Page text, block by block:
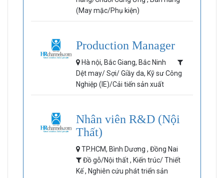
(May mặc/Phụ kiện)
Production Manager
Hà nội, Bắc Giang, Bắc Ninh
Dệt may/ Sợi/ Giầy da, Kỹ sư Công
Nghiệp (IE)/Cải tiến sản xuất
Nhân viên R&D (Nội
Thất)
TP.HCM, Bình Dương , Đồng Nai
Đồ gỗ/Nội thất , Kiến trúc/ Thiết
Kế , Nghiên cứu phát triển sản